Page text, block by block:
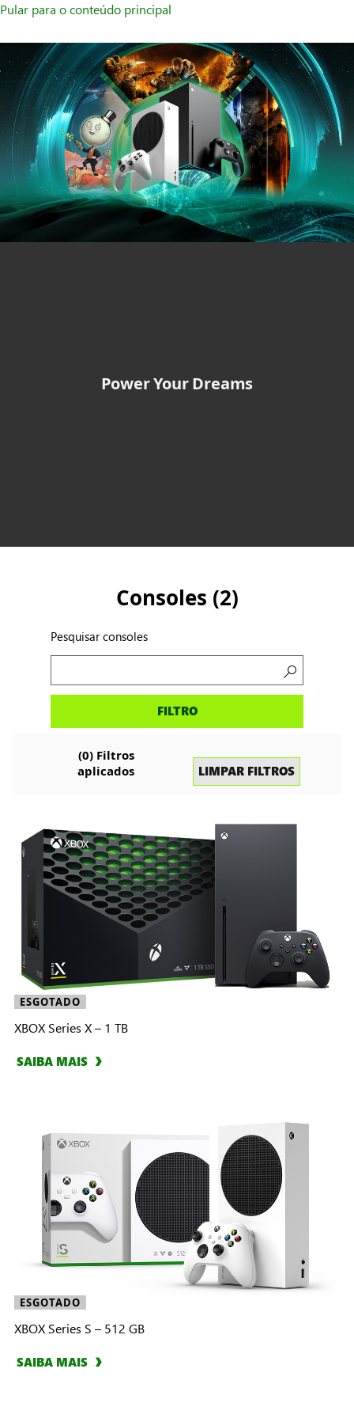
Pular para o conteúdo principal
Consoles
Power Your Dreams
Consoles (2)
Pesquisar consoles
Pesquisar
FILTRO
(0) Filtros
aplicados
LIMPAR FILTROS
ESGOTADO
XBOX Series X – 1 TB
SAIBA MAIS
ESGOTADO
XBOX Series S – 512 GB
SAIBA MAIS